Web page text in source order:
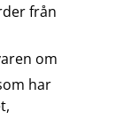
från
om
har